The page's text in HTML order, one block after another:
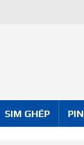
SIM GHÉP PIN